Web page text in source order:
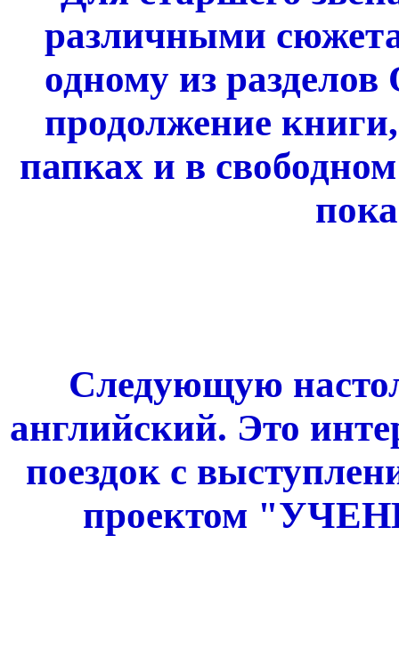
различными
одному из
продолжение
папках и в
Следующую
английский. Это
поездок с
проектом